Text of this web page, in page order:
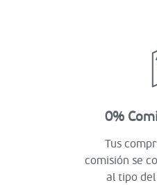
0%
Tus
comisión se
al tipo